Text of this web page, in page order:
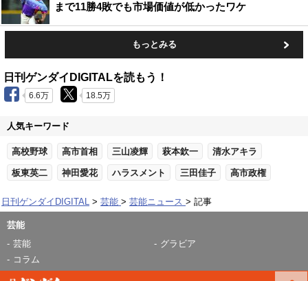
まで11勝4敗でも市場価値が低かったワケ
もっとみる
日刊ゲンダイDIGITALを読もう！
6.6万 18.5万
人気キーワード
高校野球 高市首相 三山凌輝 萩本欽一 清水アキラ
板東英二 神田愛花 ハラスメント 三田佳子 高市政権
日刊ゲンダイDIGITAL 芸能 芸能ニュース 記事
芸能
芸能
グラビア
コラム